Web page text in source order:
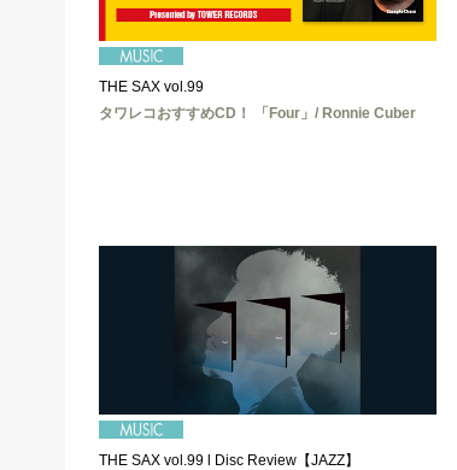
THE SAX vol.99
タワレコおすすめCD！ 「Four」/ Ronnie Cuber
THE SAX vol.99 l Disc Review【JAZZ】